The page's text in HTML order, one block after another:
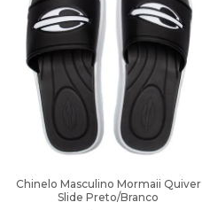
Chinelo Masculino Mormaii Quiver
Slide Preto/Branco